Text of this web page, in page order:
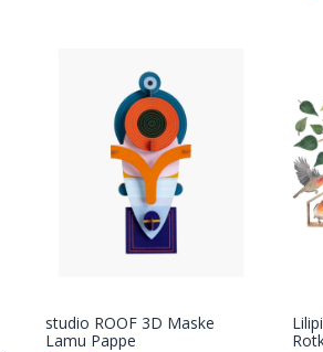
In den
studio ROOF 3D Maske
Lamu Pappe